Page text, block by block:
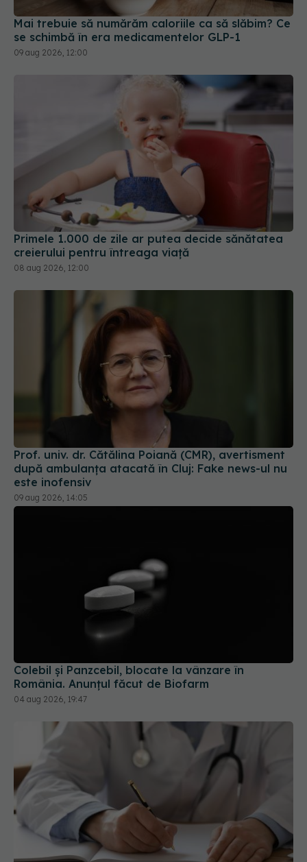
Mai trebuie să numărăm caloriile ca să slăbim? Ce
se schimbă în era medicamentelor GLP-1
09 aug 2026, 12:00
Primele 1.000 de zile ar putea decide sănătatea
creierului pentru întreaga viață
08 aug 2026, 12:00
Prof. univ. dr. Cătălina Poiană (CMR), avertisment
după ambulanța atacată în Cluj: Fake news-ul nu
este inofensiv
09 aug 2026, 14:05
Colebil și Panzcebil, blocate la vânzare în
România. Anunțul făcut de Biofarm
04 aug 2026, 19:47